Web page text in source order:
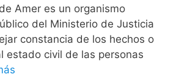
Amer es un organismo
del Ministerio de Justicia
constancia de los hechos o
estado civil de las personas